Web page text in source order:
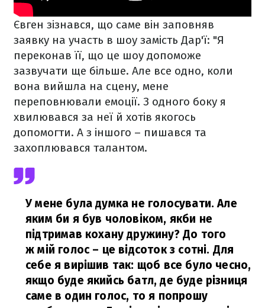
Євген зізнався, що саме він заповняв
заявку на участь в шоу замість Дар'ї: "Я
переконав її, що це шоу допоможе
зазвучати ще більше. Але все одно, коли
вона вийшла на сцену, мене
переповнювали емоції. З одного боку я
хвилювався за неї й хотів якогось
допомогти. А з іншого – пишався та
захоплювався талантом.
У мене була думка не голосувати. Але
яким би я був чоловіком, якби не
підтримав кохану дружину? До того
ж мій голос – це відсоток з сотні. Для
себе я вирішив так: щоб все було чесно,
якщо буде якийсь батл, де буде різниця
саме в один голос, то я попрошу